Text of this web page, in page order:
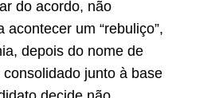
do acordo, não
um “rebuliço”,
depois do nome de
junto à base